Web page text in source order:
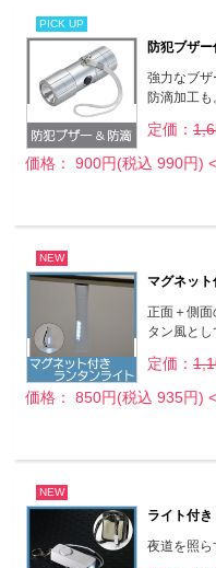
PICK UP
防犯ブザ
強力なブ
防滴加工も
定価：
価格： 900円(税込 990円)
NEW
マグネッ
正面＋側
タン風とし
定価：
価格： 850円(税込 935円)
NEW
ライト付
夜道を照ら